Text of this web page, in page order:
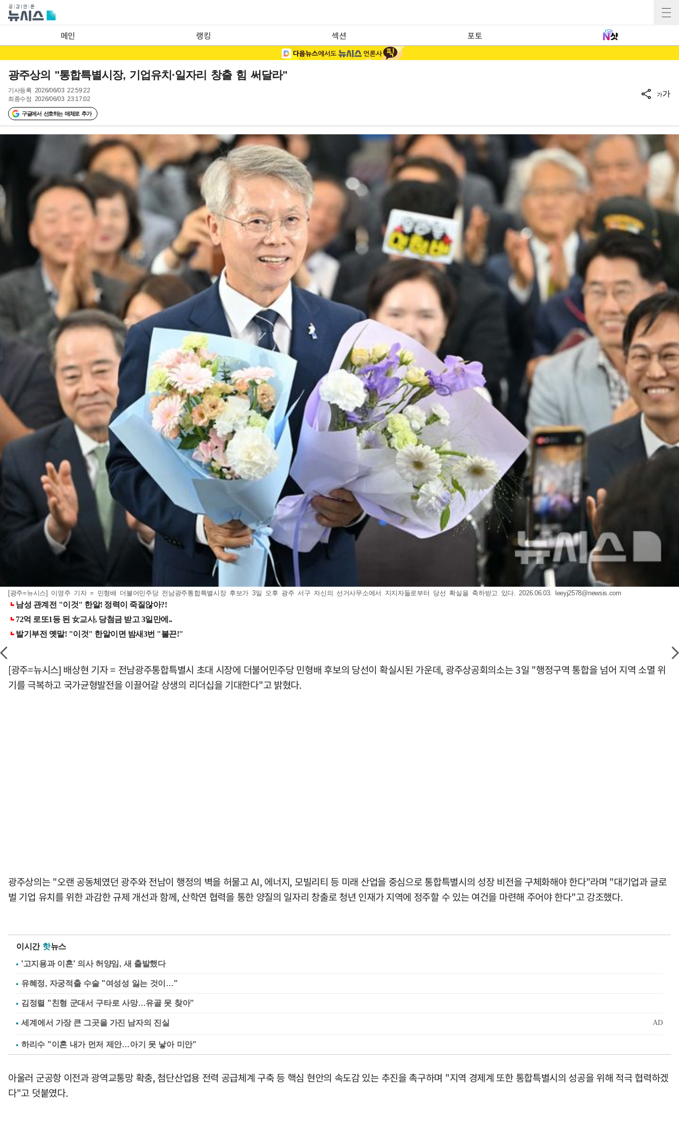
메인 랭킹 섹션 포토
광주상의 "통합특별시장, 기업유치·일자리 창출 힘 써달라"
기사등록 2026/06/03 22:59:22
최종수정 2026/06/03 23:17:02
구글에서 선호하는 매체로 추가
가가
[광주=뉴시스] 이영주 기자 = 민형배 더불어민주당 전남광주통합특별시장 후보가 3일 오후 광주 서구 자신의 선거사무소에서 지지자들로부터 당선 확실을 축하받고 있다. 2026.06.03. leeyj2578@newsis.com
[광주=뉴시스] 배상현 기자 = 전남광주통합특별시 초대 시장에 더불어민주당 민형배 후보의 당선이 확실시된 가운데, 광주상공회의소는 3일 "행정구역 통합을 넘어 지역 소멸 위
기를 극복하고 국가균형발전을 이끌어갈 상생의 리더십을 기대한다"고 밝혔다.
광주상의는 "오랜 공동체였던 광주와 전남이 행정의 벽을 허물고 AI, 에너지, 모빌리티 등 미래 산업을 중심으로 통합특별시의 성장 비전을 구체화해야 한다"라며 "대기업과 글로
벌 기업 유치를 위한 과감한 규제 개선과 함께, 산학연 협력을 통한 양질의 일자리 창출로 청년 인재가 지역에 정주할 수 있는 여건을 마련해 주어야 한다"고 강조했다.
이시간 핫뉴스
'고지용과 이혼' 의사 허양임, 새 출발했다
유혜정, 자궁적출 수술 "여성성 잃는 것이…"
김정렬 "친형 군대서 구타로 사망…유골 못 찾아"
하리수 "이혼 내가 먼저 제안…아기 못 낳아 미안"
아울러 군공항 이전과 광역교통망 확충, 첨단산업용 전력 공급체계 구축 등 핵심 현안의 속도감 있는 추진을 촉구하며 "지역 경제계 또한 통합특별시의 성공을 위해 적극 협력하겠
다"고 덧붙였다.